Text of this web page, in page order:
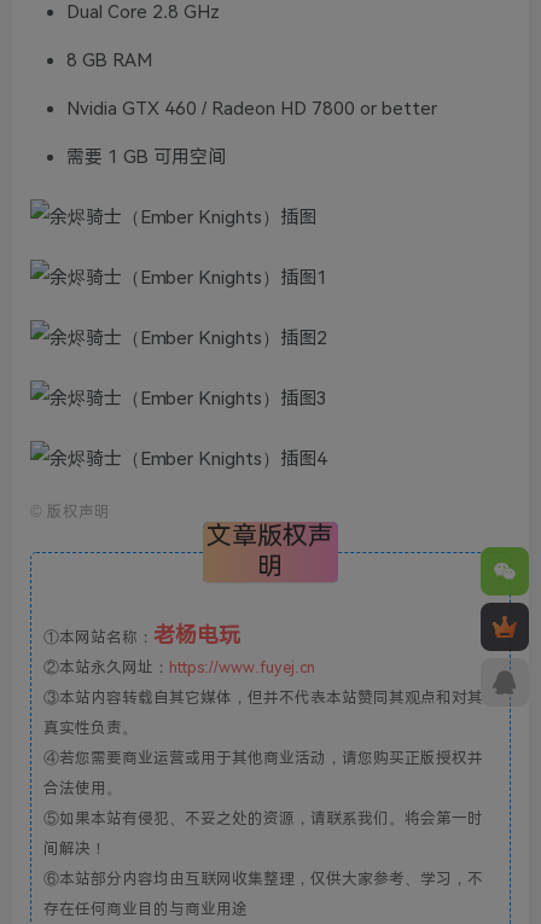
Dual Core 2.8 GHz
8 GB RAM
Nvidia GTX 460 / Radeon HD 7800 or better
需要 1 GB 可用空间
© 版权声明
文章版权声
明
①本网站名称： 老杨电玩
②本站永久网址： https://www.fuyej.cn
③本站内容转载自其它媒体，但并不代表本站赞同其观点和对其
真实性负责。
④若您需要商业运营或用于其他商业活动，请您购买正版授权并
合法使用。
⑤如果本站有侵犯、不妥之处的资源，请联系我们。将会第一时
间解决！
⑥本站部分内容均由互联网收集整理，仅供大家参考、学习，不
存在任何商业目的与商业用途